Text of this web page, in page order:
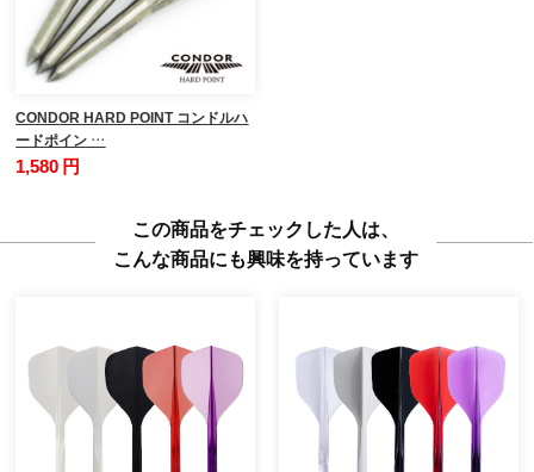
CONDOR HARD POINT コンドルハ
ードポイン …
1,580 円
この商品をチェックした人は、
こんな商品にも興味を持っています